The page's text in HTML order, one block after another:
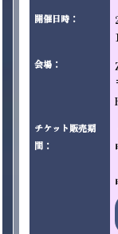
開催日時：
会場：
チケット販売期
間：